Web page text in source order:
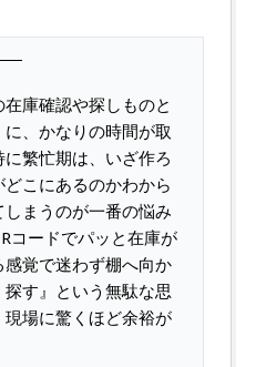
庫確認や探しものと
、かなりの時間が取
繁忙期は、いざ作ろ
こにあるのかわから
まうのが一番の悩み
コードでパッと在庫が
覚で迷わず棚へ向か
す』という無駄な思
場に驚くほど余裕が